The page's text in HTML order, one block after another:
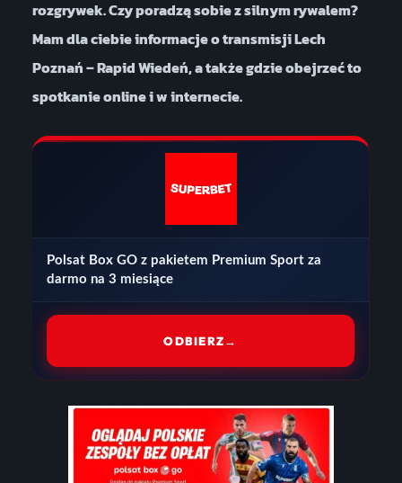
rozgrywek. Czy poradzą sobie z silnym rywalem?
Mam dla ciebie informacje o transmisji Lech
Poznań – Rapid Wiedeń, a także gdzie obejrzeć to
spotkanie online i w internecie.
Polsat Box GO z pakietem Premium Sport za
darmo na 3 miesiące
ODBIERZ→